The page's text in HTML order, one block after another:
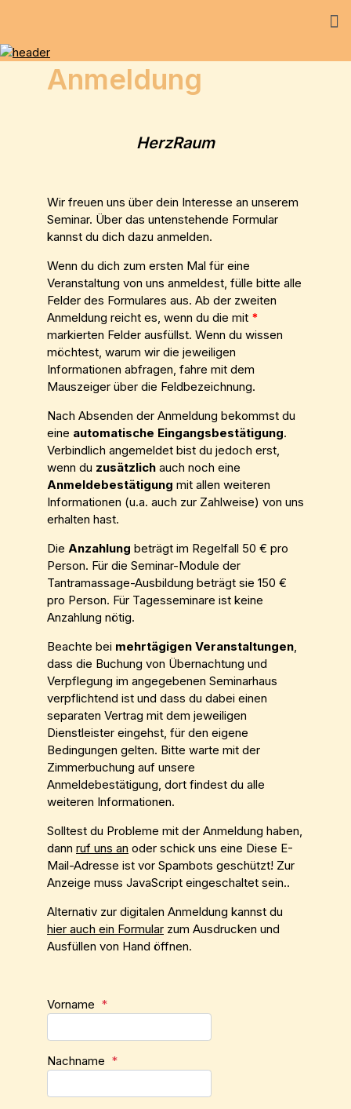
Anmeldung
HerzRaum
Wir freuen uns über dein Interesse an unserem
Seminar. Über das untenstehende Formular
kannst du dich dazu anmelden.
Wenn du dich zum ersten Mal für eine
Veranstaltung von uns anmeldest, fülle bitte alle
Felder des Formulares aus. Ab der zweiten
Anmeldung reicht es, wenn du die mit *
markierten Felder ausfüllst. Wenn du wissen
möchtest, warum wir die jeweiligen
Informationen abfragen, fahre mit dem
Mauszeiger über die Feldbezeichnung.
Nach Absenden der Anmeldung bekommst du
eine automatische Eingangsbestätigung.
Verbindlich angemeldet bist du jedoch erst,
wenn du zusätzlich auch noch eine
Anmeldebestätigung mit allen weiteren
Informationen (u.a. auch zur Zahlweise) von uns
erhalten hast.
Die Anzahlung beträgt im Regelfall 50 € pro
Person. Für die Seminar-Module der
Tantramassage-Ausbildung beträgt sie 150 €
pro Person. Für Tagesseminare ist keine
Anzahlung nötig.
Beachte bei mehrtägigen Veranstaltungen
dass die Buchung von Übernachtung und
Verpflegung im angegebenen Seminarhaus
verpflichtend ist und dass du dabei einen
separaten Vertrag mit dem jeweiligen
Dienstleister eingehst, für den eigene
Bedingungen gelten. Bitte warte mit der
Zimmerbuchung auf unsere
Anmeldebestätigung, dort findest du alle
weiteren Informationen.
Solltest du Probleme mit der Anmeldung haben,
dann ruf uns an oder schick uns eine Diese E-
Mail-Adresse ist vor Spambots geschützt! Zur
Anzeige muss JavaScript eingeschaltet sein..
Alternativ zur digitalen Anmeldung kannst du
hier auch ein Formular zum Ausdrucken und
Ausfüllen von Hand öffnen.
Vorname *
Nachname *